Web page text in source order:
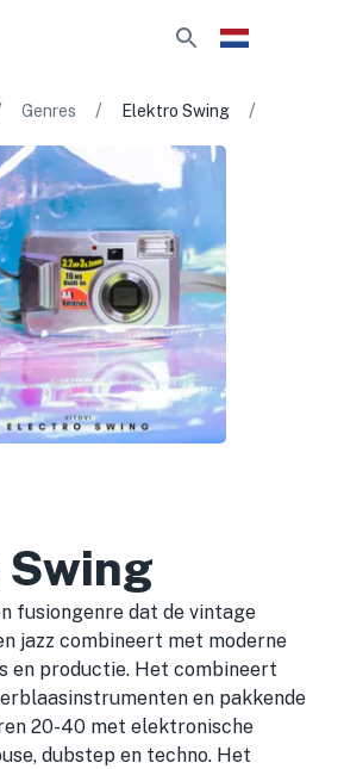
Genres / Elektro Swing /
fusiongenre dat de vintage
jazz combineert met moderne
en productie. Het combineert
en pakkende
20-40 met elektronische
dubstep en techno. Het